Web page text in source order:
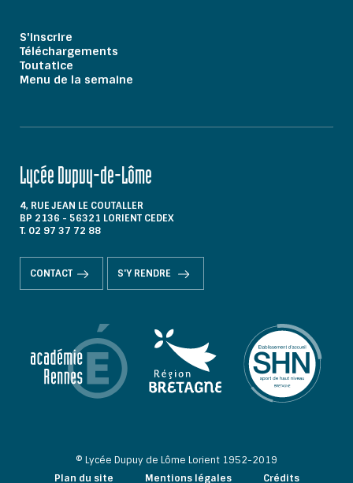
S'inscrire
Téléchargements
Toutatice
Menu de la semaine
Lycée Dupuy-de-Lôme
4, RUE JEAN LE COUTALLER
BP 2136 - 56321 LORIENT CEDEX
T. 02 97 37 72 88
CONTACT S'Y RENDRE
© Lycée Dupuy de Lôme Lorient 1952-2019
Plan du site
Mentions légales Crédits